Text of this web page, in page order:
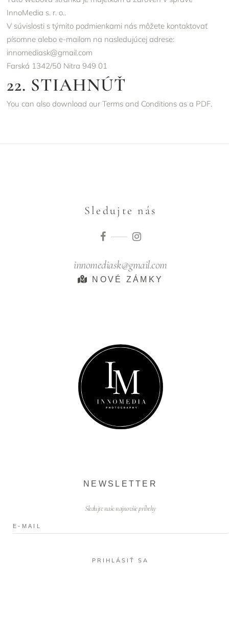
InnoMedia s. r. o..
V súvislosti s týmito podmienkami nás môžete kontaktovať
písomne alebo e-mailom na nasledujúcej adrese:
innomediask@gmail.com
Farská 1342/50 Nitra 949 01
22. STIAHNÚŤ
You can alsodownload our Terms and Conditions as a PDF.
Sledujte nás
innomediask@gmail.com
NOVÉ ZÁMKY
NEWSLETTER
Sledujte naše najnovšie príbehy